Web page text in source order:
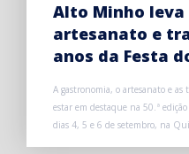
Alto Minho
artesanato e
anos da Festa
A gastronomia, o artesanato e
estar em destaque na 50.ª
dias 4, 5 e 6 de setembro, na